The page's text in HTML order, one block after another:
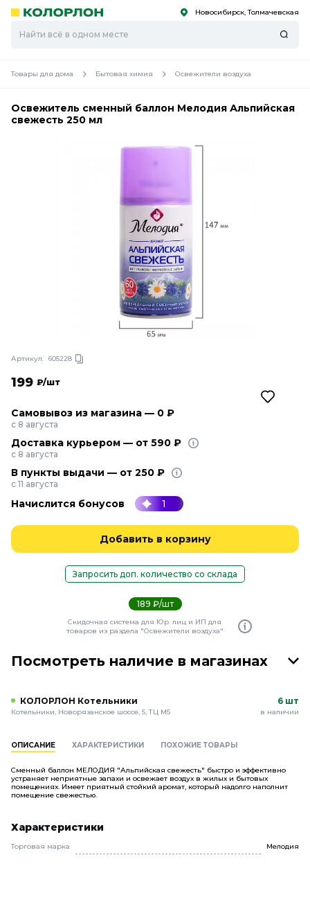
Скоро
Скоро Новосибирск, Толмачевская
Товары для дома Бытовая химия Освежители воздуха
Освежитель сменный баллон Мелодия Альпийская
свежесть 250 мл
Артикул: 605228
199 ₽/шт
Самовывоз из магазина — 0 ₽
с 8 августа
Доставка курьером — от 590 ₽
с 8 августа
В пункты выдачи — от 250 ₽
с 11 августа
Начислится бонусов 1
Добавить в корзину
Запросить доп. количество со склада
189 ₽/шт
Скидочная система для Юр. лиц и ИП для
товаров из раздела "Освежители воздуха"
Посмотреть наличие в магазинах
КОЛОРЛОН Котельники
Котельники, Новорязанское шоссе, 5, ТЦ М5
6 шт
в наличии
ОПИСАНИЕ ХАРАКТЕРИСТИКИ ПОХОЖИЕ ТОВАРЫ
Сменный баллон МЕЛОДИЯ "Альпийская свежесть" быстро и эффективно
устраняет неприятные запахи и освежает воздух в жилых и бытовых
помещениях. Имеет приятный стойкий аромат, который надолго наполнит
помещение свежестью.
Характеристики
Торговая марка Мелодия